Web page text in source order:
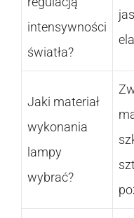
intensywności
światła?
Jaki materiał
wykonania
lampy
wybrać?